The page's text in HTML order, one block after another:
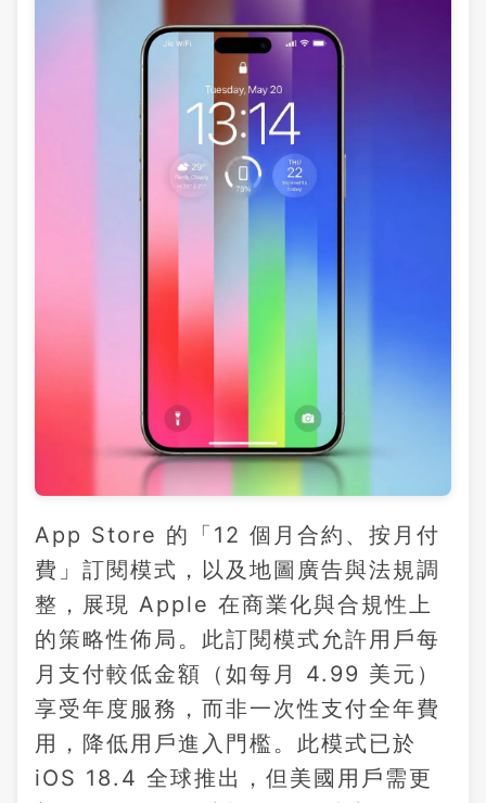
App Store 的「12 個月合約、按月付
費」訂閱模式，以及地圖廣告與法規調
整，展現 Apple 在商業化與合規性上
的策略性佈局。此訂閱模式允許用戶每
月支付較低金額（如每月 4.99 美元）
享受年度服務，而非一次性支付全年費
用，降低用戶進入門檻。此模式已於
iOS 18.4 全球推出，但美國用戶需更